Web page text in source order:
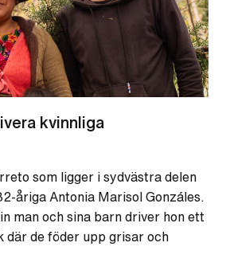
kvinnliga
som ligger i sydvästra delen
åriga Antonia Marisol Gonzáles.
man och sina barn driver hon ett
där de föder upp grisar och